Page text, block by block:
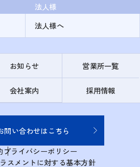
法人様
法人様へ
お知らせ 営業所一覧
会社案内 採用情報
問い合わせはこちら
プライバシーポリシー
スメントに対する基本方針